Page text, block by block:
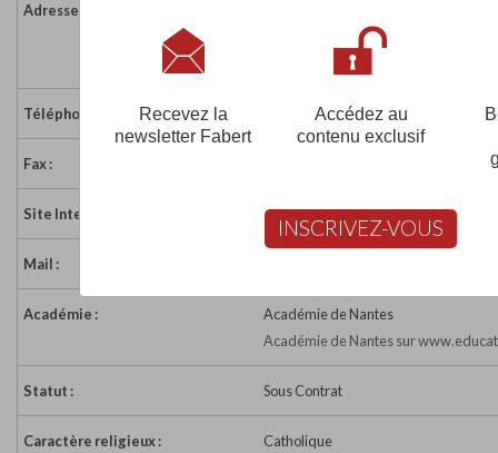
Adresse :
44230 ST SEBASTIEN SUR LOIRE
Téléphone : 02 40 80 56 73
Fax :
Site Internet : http://ecolesaintetherese.net/
Mail :
Académie :
Académie de Nantes
Académie de Nantes sur
Statut : Sous Contrat
Caractère religieux : Catholique
Recevez la
newsletter Fabert
Accédez au
contenu exclusif
INSCRIVEZ-VOUS